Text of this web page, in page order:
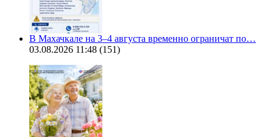
В Махачкале на 3–4 августа временно ограничат по…
03.08.2026 11:48 (151)